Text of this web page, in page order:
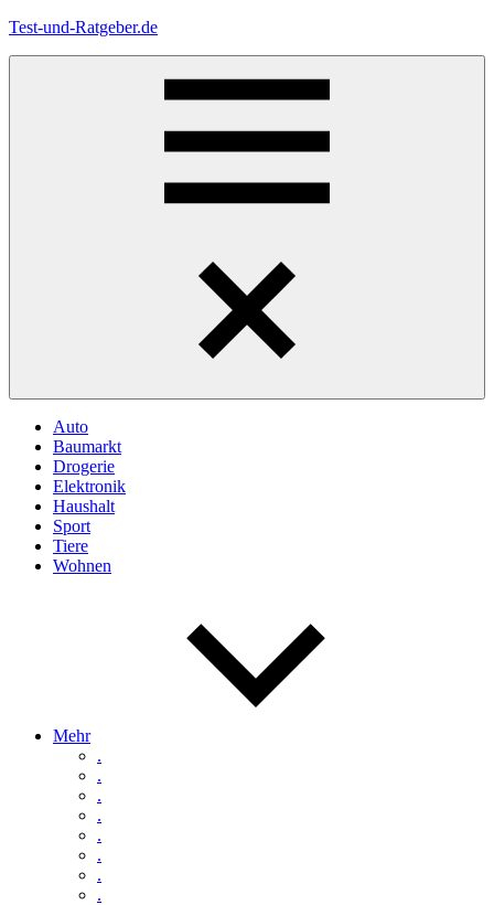
Zum
Test-und-Ratgeber.de
Auto
Baumarkt
Drogerie
Elektronik
Haushalt
Sport
Tiere
Wohnen
Mehr
.
.
.
.
.
.
.
.